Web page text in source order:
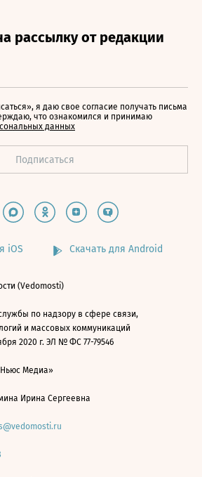
я даю свое согласие получать письма
что ознакомился и принимаю
данных
iOS Скачать для Android
(Vedomosti)
по надзору в сфере связи,
и массовых коммуникаций
2020 г. ЭЛ № ФС 77-79546
Ньюс Медиа»
Ирина Сергеевна